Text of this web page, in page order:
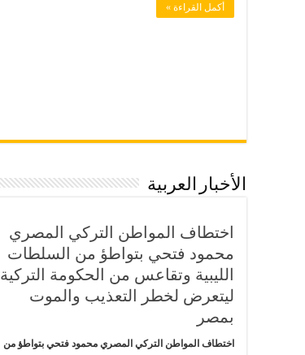
أكمل القراءة »
الأخبار العربية
اختطاف المواطن التركي المصري
محمود فتحي بتواطؤ من السلطات
الليبية وتقاعس من الحكومة التركية
ليتعرض لخطر التعذيب والموت
بمصر
اختطاف المواطن التركي المصري محمود فتحي بتواطؤ من